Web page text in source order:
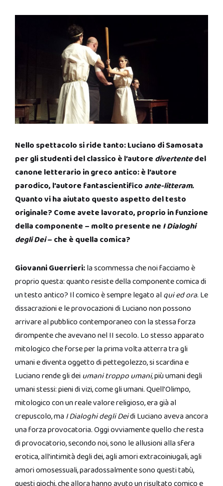
Nello spettacolo si ride tanto: Luciano di Samosata
per gli studenti del classico è l’autore divertentedel
canone letterario in greco antico: è l’autore
parodico, l’autore fantascientifico ante-litteram.
Quanto vi ha aiutato questo aspetto del testo
originale? Come avete lavorato, proprio in funzione
della componente – molto presente ne I Dialoghi
degli Dei– che è quella comica?
Giovanni Guerrieri:la scommessa che noi facciamo è
proprio questa: quanto resiste della componente comica di
un testo antico? Il comico è sempre legato al qui ed ora. Le
dissacrazioni e le provocazioni di Luciano non possono
arrivare al pubblico contemporaneo con la stessa forza
dirompente che avevano nel II secolo. Lo stesso apparato
mitologico che forse per la prima volta atterra tra gli
umani e diventa oggetto di pettegolezzo, si scardina e
Luciano rende gli deiumani troppo umani,più umani degli
umani stessi: pieni di vizi, come gli umani. Quell’Olimpo,
mitologico con un reale valore religioso, era già al
crepuscolo, ma I Dialoghi degli Deidi Luciano aveva ancora
una forza provocatoria. Oggi ovviamente quello che resta
di provocatorio, secondo noi, sono le allusioni alla sfera
erotica, all’intimità degli dei, agli amori extracoiniugali, agli
amori omosessuali, paradossalmente sono questi tabù,